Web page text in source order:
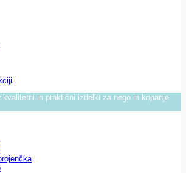
kvalitetni in praktični izdelki za nego in kopanje